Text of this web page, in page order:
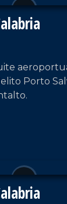
Porto